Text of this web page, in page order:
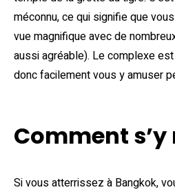
méconnu, ce qui signifie que
vue magnifique avec de
aussi agréable). Le complexe
donc facilement vous y amuser
Comment s’y
Si vous atterrissez à Bangkok,